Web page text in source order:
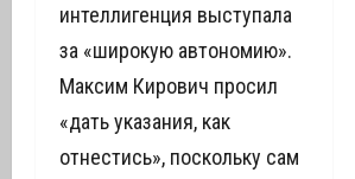
интеллигенция выступала
за «широкую автономию».
Максим Кирович просил
«дать указания, как
отнестись», поскольку сам